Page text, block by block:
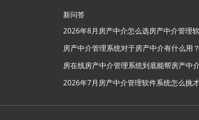
新问答
房产中介管理系统对于房产中介有什么用？